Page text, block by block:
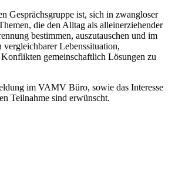
Gesprächsgruppe ist, sich in zwangloser
die den Alltag als alleinerziehender
bestimmen, auszutauschen und im
Lebenssituation,
gemeinschaftlich Lösungen zu
im VAMV Büro, sowie das Interesse
Teilnahme sind erwünscht.